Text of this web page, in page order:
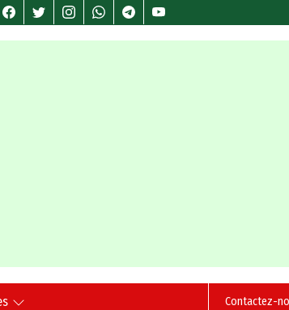
Contactez-